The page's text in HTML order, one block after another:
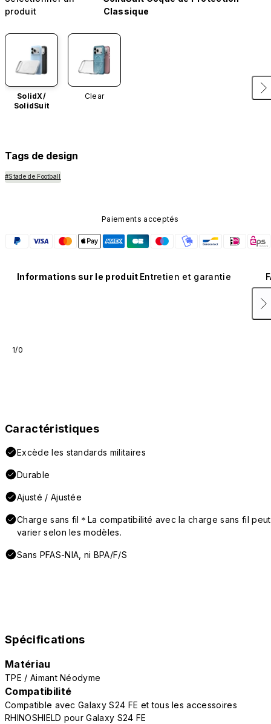
produit
Classique
SolidX/
SolidSuit
Clear
Tags de design
#Stade de Football
Paiements acceptés
Informations sur le produit Entretien et garantie
1/0
Caractéristiques
Excède les standards militaires
Durable
Ajusté / Ajustée
Charge sans fil＊La compatibilité avec la charge sans fil peut
varier selon les modèles.
Sans PFAS-NIA, ni BPA/F/S
Spécifications
Matériau
TPE / Aimant Néodyme
Compatibilité
Compatible avec Galaxy S24 FE et tous les accessoires
RHINOSHIELD pour Galaxy S24 FE